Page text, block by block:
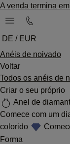
A venda termina
DE / EUR
Anéis de noivado
Voltar
Todos os anéis de
Criar o seu próprio
Anel de
Comece com um
colorido
Forma